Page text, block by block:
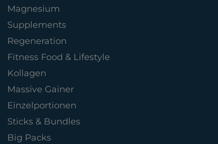
Magnesium
Supplements
Regeneration
Fitness Food & Lifestyle
Kollagen
Massive Gainer
Einzelportionen
Sticks & Bundles
Big Packs